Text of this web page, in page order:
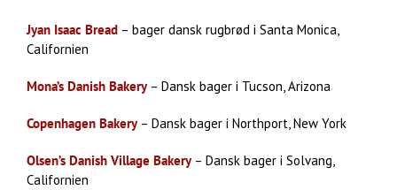
Jyan Isaac Bread – bager dansk rugbrød i Santa Monica,
Californien
Mona’s Danish Bakery– Dansk bager i Tucson, Arizona
Copenhagen Bakery– Dansk bager i Northport, New York
Olsen’s Danish Village Bakery– Dansk bager i Solvang,
Californien